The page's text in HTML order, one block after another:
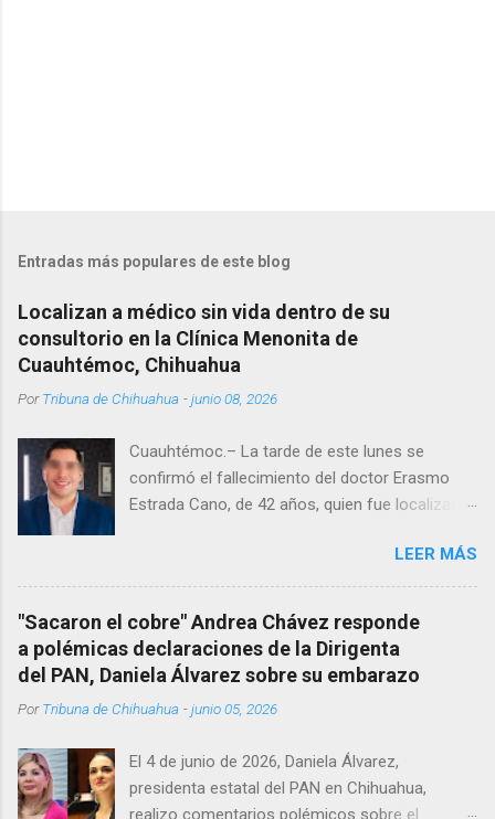
Entradas más populares de este blog
Localizan a médico sin vida dentro de su
consultorio en la Clínica Menonita de
Cuauhtémoc, Chihuahua
PorTribuna de Chihuahua -junio 08, 2026
Cuauhtémoc.– La tarde de este lunes se
confirmó el fallecimiento del doctor Erasmo
Estrada Cano, de 42 años, quien fue localizado
Menonita, ubicada en el kilómetro 10 del
Corredor Comercial. Según reportes el médico
se habría quitado la vida mientras permanecía
encerrado en el consultorio, por lo que
autoridades tuvieron que derribar la puerta,
Estrada, quien se desempeñó como presidente
un médico reconocido en la región.
LEER MÁS
"Sacaron el cobre" Andrea Chávez responde
a polémicas declaraciones de la Dirigenta
del PAN, Daniela Álvarez sobre su embarazo
PorTribuna de Chihuahua -junio 05, 2026
El 4 de junio de 2026, Daniela Álvarez,
presidenta estatal del PAN en Chihuahua,
realizo comentarios polémicos sobre el